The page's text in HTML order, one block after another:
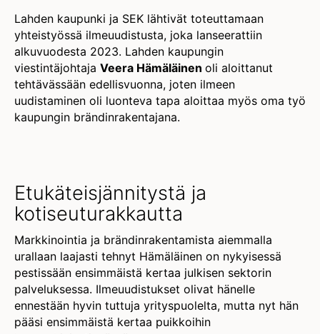
Lahden kaupunki ja SEK lähtivät toteuttamaan
yhteistyössä ilmeuudistusta, joka lanseerattiin
alkuvuodesta 2023. Lahden kaupungin
viestintäjohtaja Veera Hämäläinen oli aloittanut
tehtävässään edellisvuonna, joten ilmeen
uudistaminen oli luonteva tapa aloittaa myös oma työ
kaupungin brändinrakentajana.
Etukäteisjännitystä ja
kotiseuturakkautta
Markkinointia ja brändinrakentamista aiemmalla
urallaan laajasti tehnyt Hämäläinen on nykyisessä
pestissään ensimmäistä kertaa julkisen sektorin
palveluksessa. Ilmeuudistukset olivat hänelle
ennestään hyvin tuttuja yrityspuolelta, mutta nyt hän
pääsi ensimmäistä kertaa puikkoihin